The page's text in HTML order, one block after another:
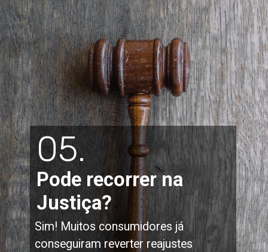
Pode recorrer na
Justiça?
05.
Sim! Muitos consumidores já
conseguiram reverter reajustes